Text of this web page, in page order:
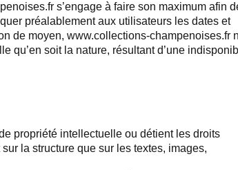
s’engage à faire son maximum afin
préalablement aux utilisateurs les dates et
de moyen, www.collections-champenoises.fr
qu’en soit la nature, résultant d’une
propriété intellectuelle ou détient les droits
la structure que sur les textes, images,